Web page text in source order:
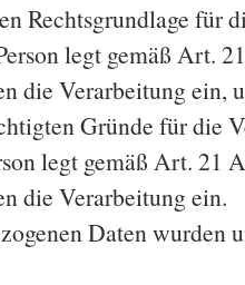
Rechtsgrundlage für
legt gemäß Art.
die Verarbeitung ein,
Gründe für die
legt gemäß Art. 21
die Verarbeitung ein.
Daten wurden